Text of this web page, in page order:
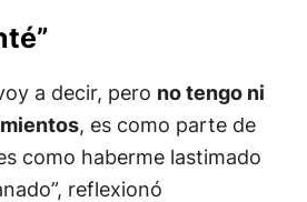
a decir, pero no tengo ni
, es como parte de
como haberme lastimado
reflexionó